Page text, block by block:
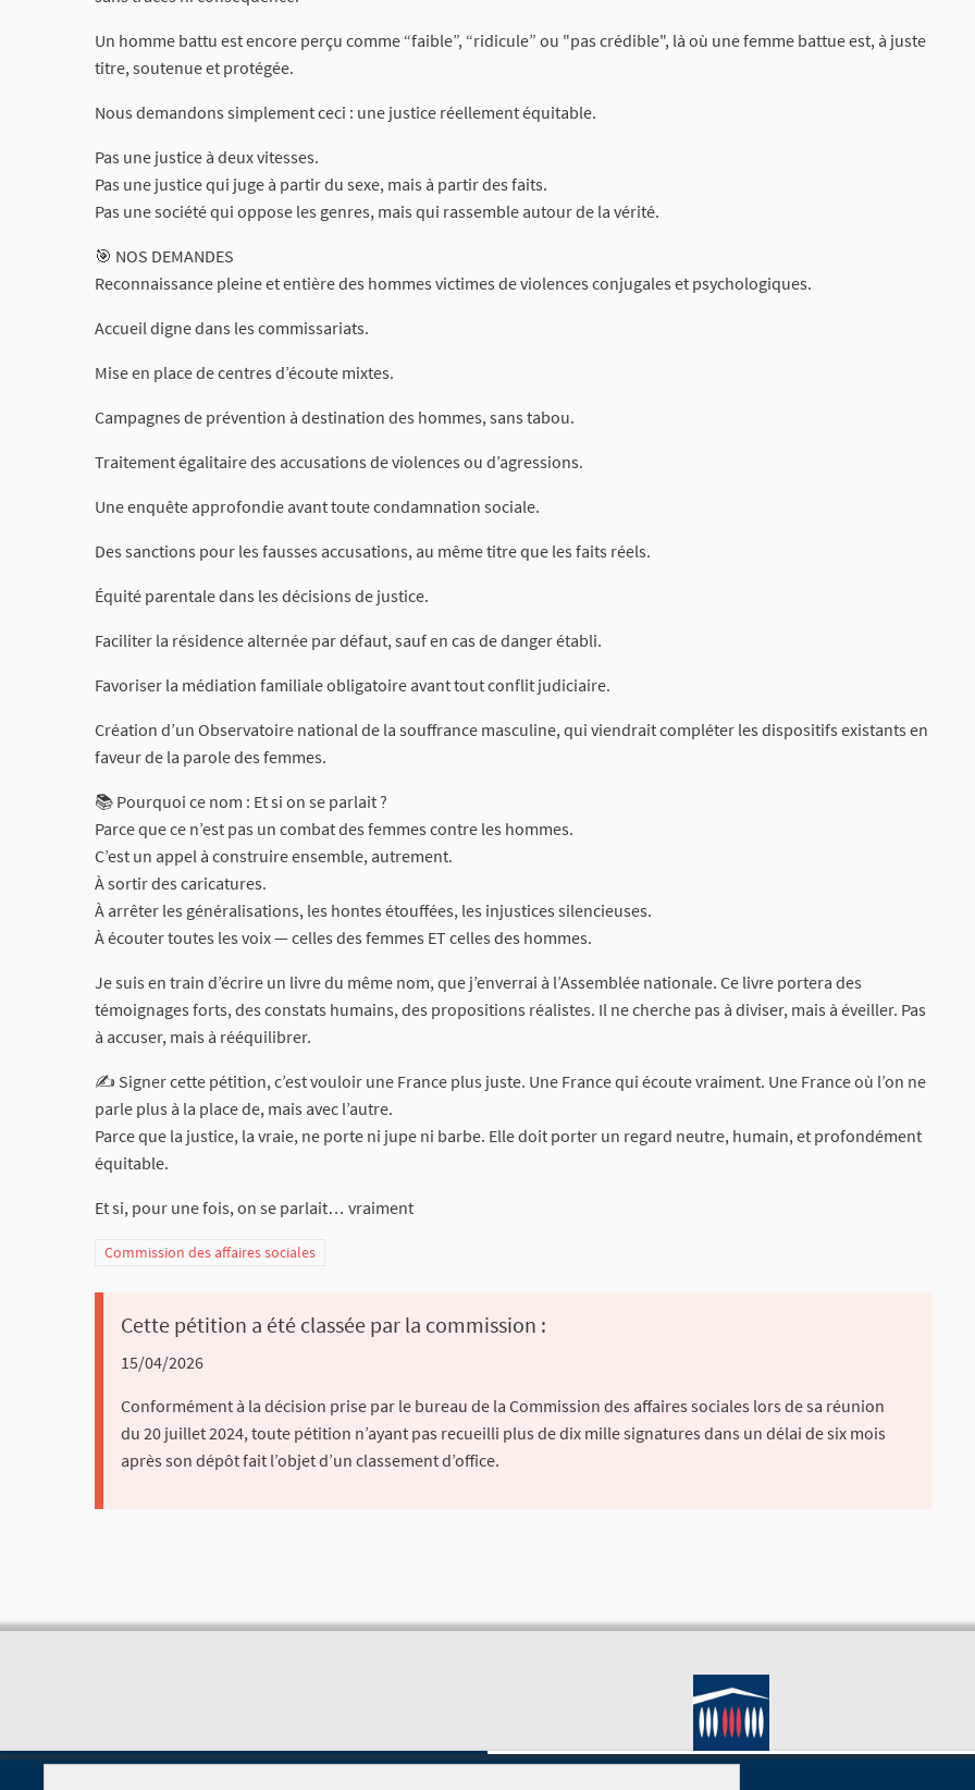
Un homme battu est encore perçu comme “faible”, “ridicule” ou "pas crédible", là où une femme battue est, à juste
titre, soutenue et protégée.
Nous demandons simplement ceci : une justice réellement équitable.
Pas une justice à deux vitesses.
Pas une justice qui juge à partir du sexe, mais à partir des faits.
Pas une société qui oppose les genres, mais qui rassemble autour de la vérité.
🎯 NOS DEMANDES
Reconnaissance pleine et entière des hommes victimes de violences conjugales et psychologiques.
Accueil digne dans les commissariats.
Mise en place de centres d’écoute mixtes.
Campagnes de prévention à destination des hommes, sans tabou.
Traitement égalitaire des accusations de violences ou d’agressions.
Une enquête approfondie avant toute condamnation sociale.
Des sanctions pour les fausses accusations, au même titre que les faits réels.
Équité parentale dans les décisions de justice.
Faciliter la résidence alternée par défaut, sauf en cas de danger établi.
Favoriser la médiation familiale obligatoire avant tout conflit judiciaire.
Création d’un Observatoire national de la souffrance masculine, qui viendrait compléter les dispositifs existants en
faveur de la parole des femmes.
📚 Pourquoi ce nom : Et si on se parlait ?
Parce que ce n’est pas un combat des femmes contre les hommes.
C’est un appel à construire ensemble, autrement.
À sortir des caricatures.
À arrêter les généralisations, les hontes étouffées, les injustices silencieuses.
À écouter toutes les voix — celles des femmes ET celles des hommes.
Je suis en train d’écrire un livre du même nom, que j’enverrai à l’Assemblée nationale. Ce livre portera des
témoignages forts, des constats humains, des propositions réalistes. Il ne cherche pas à diviser, mais à éveiller. Pas
à accuser, mais à rééquilibrer.
✍️ Signer cette pétition, c’est vouloir une France plus juste. Une France qui écoute vraiment. Une France où l’on ne
parle plus à la place de, mais avec l’autre.
Parce que la justice, la vraie, ne porte ni jupe ni barbe. Elle doit porter un regard neutre, humain, et profondément
équitable.
Et si, pour une fois, on se parlait… vraiment
Commission des affaires sociales
Cette pétition a été classée par la commission :
15/04/2026
Conformément à la décision prise par le bureau de la Commission des affaires sociales lors de sa réunion
du 20 juillet 2024, toute pétition n’ayant pas recueilli plus de dix mille signatures dans un délai de six mois
après son dépôt fait l’objet d’un classement d’office.